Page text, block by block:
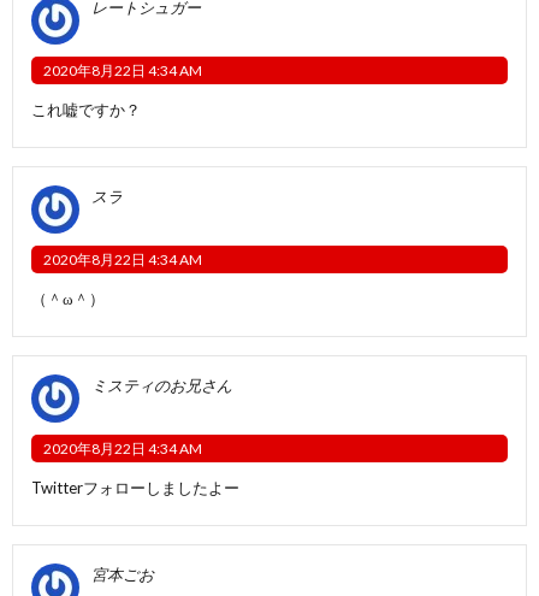
レートシュガー
2020年8月22日 4:34 AM
これ嘘ですか？
スラ
2020年8月22日 4:34 AM
（＾ω＾）
ミスティのお兄さん
2020年8月22日 4:34 AM
Twitterフォローしましたよー
宮本ごお